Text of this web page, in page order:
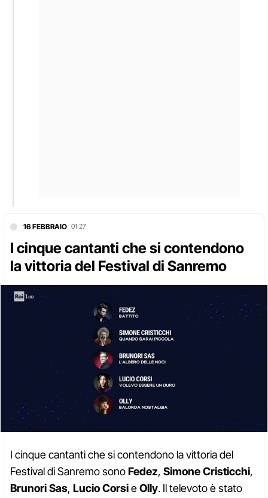
16 FEBBRAIO 01:27
I cinque cantanti che si contendono
la vittoria del Festival di Sanremo
I cinque cantanti che si contendono la vittoria del
Festival di Sanremo sonoFedez, Simone Cristicchi,
Brunori Sas, Lucio CorsieOlly. Il televoto è stato